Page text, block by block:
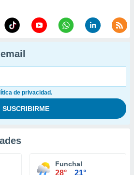
de privacidad.
Funchal
28° 21°